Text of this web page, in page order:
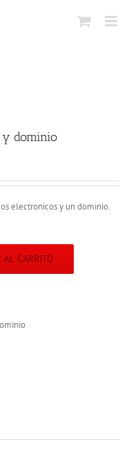
y dominio
electronicos y un dominio.
AL CARRITO